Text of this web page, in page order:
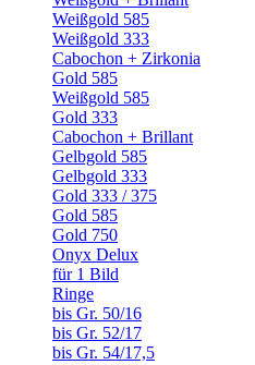
Weißgold 585
Weißgold 333
Cabochon + Zirkonia
Gold 585
Weißgold 585
Gold 333
Cabochon + Brillant
Gelbgold 585
Gelbgold 333
Gold 333 / 375
Gold 585
Gold 750
Onyx Delux
für 1 Bild
Ringe
bis Gr. 50/16
bis Gr. 52/17
bis Gr. 54/17,5